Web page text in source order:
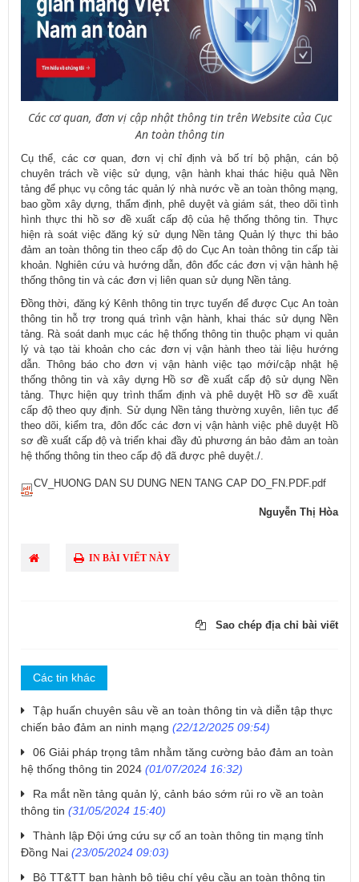
Các cơ quan, đơn vị cập nhật thông tin trên Website của Cục
An toàn thông tin
Cụ thể, các cơ quan, đơn vị chỉ định và bố trí bộ phận, cán bộ
chuyên trách về việc sử dụng, vận hành khai thác hiệu quả Nền
tảng để phục vụ công tác quản lý nhà nước về an toàn thông mạng,
bao gồm xây dựng, thẩm định, phê duyệt và giám sát, theo dõi tình
hình thực thi hồ sơ đề xuất cấp độ của hệ thống thông tin. Thực
hiện rà soát việc đăng ký sử dụng Nền tảng Quản lý thực thi bảo
đảm an toàn thông tin theo cấp độ do Cục An toàn thông tin cấp tài
khoản. Nghiên cứu và hướng dẫn, đôn đốc các đơn vị vận hành hệ
thống thông tin và các đơn vị liên quan sử dụng Nền tảng.
Đồng thời, đăng ký Kênh thông tin trực tuyến để được Cục An toàn
thông tin hỗ trợ trong quá trình vận hành, khai thác sử dụng Nền
tảng. Rà soát danh mục các hệ thống thông tin thuộc phạm vi quản
lý và tạo tài khoản cho các đơn vị vận hành theo tài liệu hướng
dẫn. Thông báo cho đơn vị vận hành việc tạo mới/cập nhật hệ
thống thông tin và xây dựng Hồ sơ đề xuất cấp độ sử dụng Nền
tảng. Thực hiện quy trình thẩm định và phê duyệt Hồ sơ đề xuất
cấp độ theo quy định. Sử dụng Nền tảng thường xuyên, liên tục để
theo dõi, kiểm tra, đôn đốc các đơn vị vận hành việc phê duyệt Hồ
sơ đề xuất cấp độ và triển khai đầy đủ phương án bảo đảm an toàn
hệ thống thông tin theo cấp độ đã được phê duyệt./.
CV_HUONG DAN SU DUNG NEN TANG CAP DO_FN.PDF.pdf
Nguyễn Thị Hòa
IN BÀI VIẾT NÀY
Sao chép địa chỉ bài viết
Các tin khác
Tập huấn chuyên sâu về an toàn thông tin và diễn tập thực
chiến bảo đảm an ninh mạng (22/12/2025 09:54)
06 Giải pháp trọng tâm nhằm tăng cường bảo đảm an toàn
hệ thống thông tin 2024 (01/07/2024 16:32)
Ra mắt nền tảng quản lý, cảnh báo sớm rủi ro về an toàn
thông tin (31/05/2024 15:40)
Thành lập Đội ứng cứu sự cố an toàn thông tin mạng tỉnh
Đồng Nai (23/05/2024 09:03)
Bộ TT&TT ban hành bộ tiêu chí yêu cầu an toàn thông tin